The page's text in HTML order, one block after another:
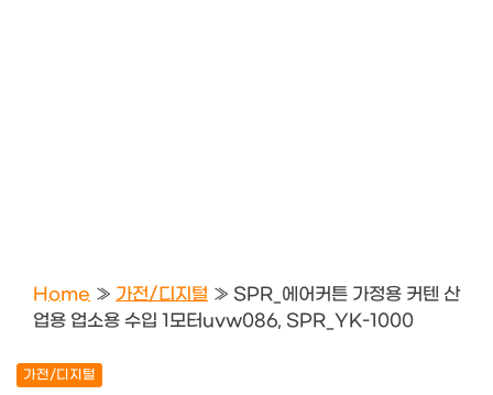
Home » 가전/디지털 » SPR_에어커튼 가정용 커텐 산
업용 업소용 수입 1모터uvw086, SPR_YK-1000
가전/디지털